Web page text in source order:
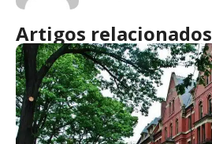
Artigos relacionados